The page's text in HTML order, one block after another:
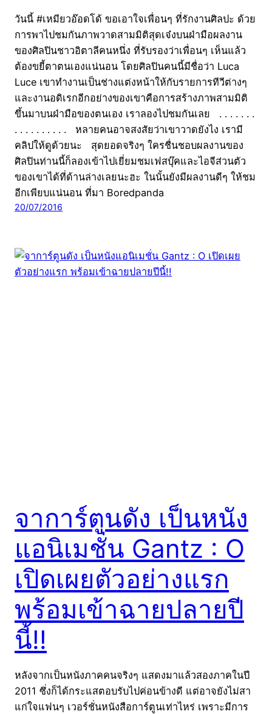
วันนี้ #เหมียวอ๊อดโด้ ขอเอาใจเพื่อนๆ ที่รักงานศิลปะ ด้วย
การพาไปชมกันภาพวาดสามมิติสุดเจ๋งบนฝ่ามือผลงาน
ของศิลปินชาวอิตาลีคนหนึ่ง ที่รับรองว่าเพื่อนๆ เห็นแล้ว
ต้องขยี้ตาตนเองแน่นอน โดยศิลปินคนนี้มีชื่อว่า Luca
Luce เขาทำงานเป็นช่างแต่งหน้าให้กับรายการทีวีต่างๆ
และงานอดิเรกอีกอย่างของเขาคือการสร้างภาพสามมิติ
ขึ้นมาบนฝ่ามือของตนเอง เราลองไปชมกันเลย . . . . . . .
. . . . . . . . . . หลายคนอาจสงสัยว่าเขาวาดยังไง เรามี
คลิปให้ดูด้วยนะ สุดยอดจริงๆ ใครชื่นชอบผลงานของ
ศิลปินท่านนี้ก็ลองเข้าไปเยี่ยมชมเฟสบุ๊คและไอจีส่วนตัว
ของเขาได้ที่ด้านล่างเลยนะฮะ ในนั้นยังมีผลงานดีๆ ให้ชม
อีกเพียบแน่นอน ที่มา Boredpanda
20/07/2016
จาการ์ตูนดัง เป็นหนัง
แอนิเมชั่น Gantz : O
เปิดเผยตัวอย่างแรก
พร้อมเข้าฉายปลายปี
นี้!!
หลังจากเป็นหนังภาคคนจริงๆ แสดงมาแล้วสองภาคในปี
2011 ซึ่งก็ได้กระแสตอบรับไปค่อนข้างดี แต่อาจยังไม่สา
แก่ใจแฟนๆ เวอร์ชั่นหนังสือการ์ตูนเท่าไหร่ เพราะมีการ